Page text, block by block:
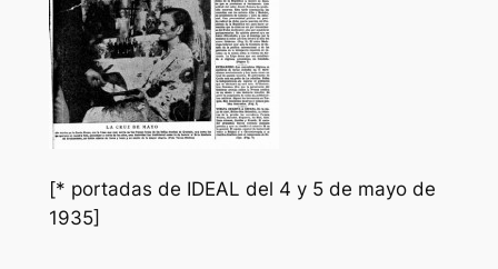
[* portadas de IDEAL del 4 y 5 de mayo de
1935]